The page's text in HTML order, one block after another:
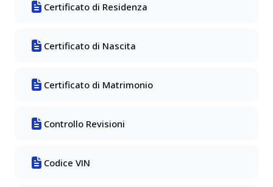
Certificato di Residenza
Certificato di Nascita
Certificato di Matrimonio
Controllo Revisioni
Codice VIN